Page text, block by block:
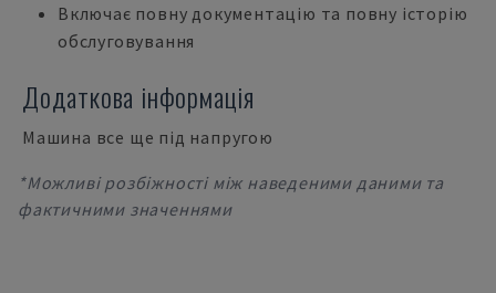
Включає повну документацію та повну історію
обслуговування
Додаткова інформація
Машина все ще під напругою
*Можливі розбіжності між наведеними даними та
фактичними значеннями